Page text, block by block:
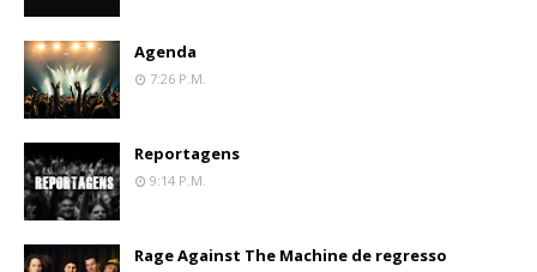
Agenda
7:26 P.m.
Reportagens
9:14 P.m.
Rage Against The Machine de regresso